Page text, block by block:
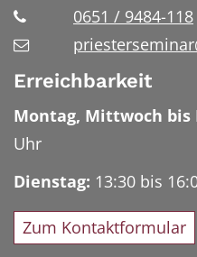
0651 / 9484-118
Erreichbarkeit
Montag, Mittwoch bis
Uhr
Dienstag: 13:30 bis
Zum Kontaktformular